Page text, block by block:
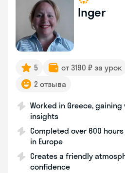
Inger
5 от 3190 ₽ за урок
2 отзыва
Worked in Greece,
insights
Completed over 600
in Europe
Creates a friendly
confidence